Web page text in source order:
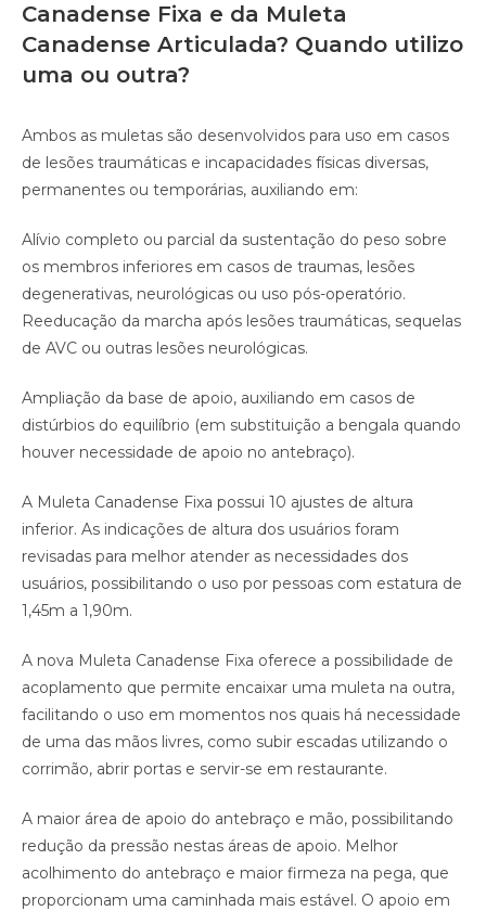
Canadense Fixa e da Muleta
Canadense Articulada? Quando utilizo
uma ou outra?
Ambos as muletas são desenvolvidos para uso em casos
de lesões traumáticas e incapacidades físicas diversas,
permanentes ou temporárias, auxiliando em:
Alívio completo ou parcial da sustentação do peso sobre
os membros inferiores em casos de traumas, lesões
degenerativas, neurológicas ou uso pós-operatório.
Reeducação da marcha após lesões traumáticas, sequelas
de AVC ou outras lesões neurológicas.
Ampliação da base de apoio, auxiliando em casos de
distúrbios do equilíbrio (em substituição a bengala quando
houver necessidade de apoio no antebraço).
A Muleta Canadense Fixa possui 10 ajustes de altura
inferior. As indicações de altura dos usuários foram
revisadas para melhor atender as necessidades dos
usuários, possibilitando o uso por pessoas com estatura de
1,45m a 1,90m.
A nova Muleta Canadense Fixa oferece a possibilidade de
acoplamento que permite encaixar uma muleta na outra,
facilitando o uso em momentos nos quais há necessidade
de uma das mãos livres, como subir escadas utilizando o
corrimão, abrir portas e servir-se em restaurante.
A maior área de apoio do antebraço e mão, possibilitando
redução da pressão nestas áreas de apoio. Melhor
acolhimento do antebraço e maior firmeza na pega, que
proporcionam uma caminhada mais estável. O apoio em